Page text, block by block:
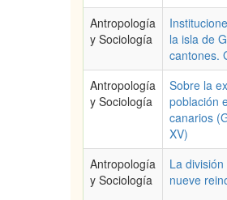
Antropología
y Sociología
la isla de
cantones.
Antropología
y Sociología
Sobre la
población
canarios
XV)
Antropología
y Sociología
La
nueve